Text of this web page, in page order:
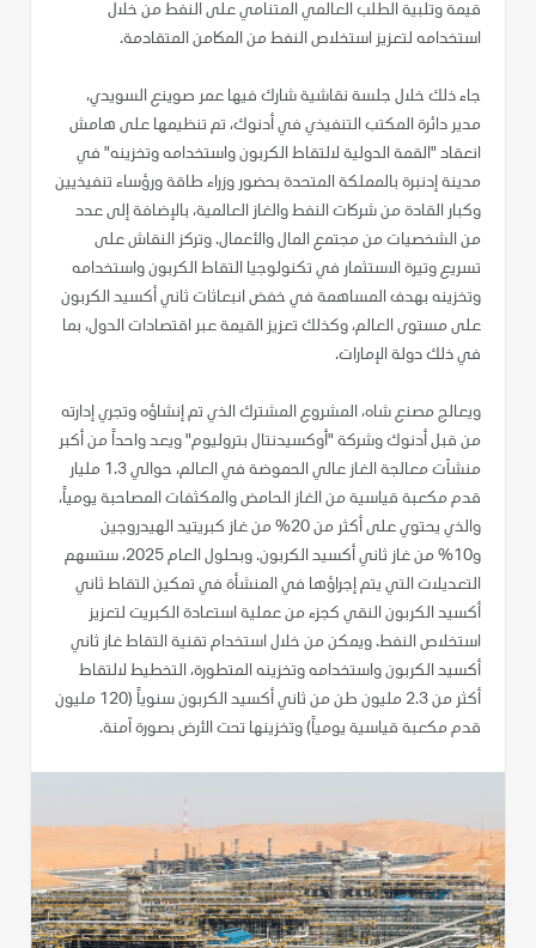
قيمة وتلبية الطلب العالمي المتنامي على النفط من خلال
استخدامه لتعزيز استخلاص النفط من المكامن المتقادمة.
جاء ذلك خلال جلسة نقاشية شارك فيها عمر صوينع السويدي،
مدير دائرة المكتب التنفيذي في أدنوك، تم تنظيمها على هامش
انعقاد "القمة الدولية لالتقاط الكربون واستخدامه وتخزينه" في
مدينة إدنبرة بالمملكة المتحدة بحضور وزراء طاقة ورؤساء تنفيذيين
وكبار القادة من شركات النفط والغاز العالمية، بالإضافة إلى عدد
من الشخصيات من مجتمع المال والأعمال. وتركز النقاش على
تسريع وتيرة الاستثمار في تكنولوجيا التقاط الكربون واستخدامه
وتخزينه بهدف المساهمة في خفض انبعاثات ثاني أكسيد الكربون
على مستوى العالم، وكذلك تعزيز القيمة عبر اقتصادات الدول، بما
في ذلك دولة الإمارات.
ويعالج مصنع شاه، المشروع المشترك الذي تم إنشاؤه وتجري إدارته
من قبل أدنوك وشركة "أوكسيدنتال بتروليوم" ويعد واحداً من أكبر
منشآت معالجة الغاز عالي الحموضة في العالم، حوالي 1.3 مليار
قدم مكعبة قياسية من الغاز الحامض والمكثفات المصاحبة يومياً،
والذي يحتوي على أكثر من 20% من غاز كبريتيد الهيدروجين
و10% من غاز ثاني أكسيد الكربون. وبحلول العام 2025، ستسهم
التعديلات التي يتم إجراؤها في المنشأة في تمكين التقاط ثاني
أكسيد الكربون النقي كجزء من عملية استعادة الكبريت لتعزيز
استخلاص النفط. ويمكن من خلال استخدام تقنية التقاط غاز ثاني
أكسيد الكربون واستخدامه وتخزينه المتطورة، التخطيط لالتقاط
أكثر من 2.3 مليون طن من ثاني أكسيد الكربون سنوياً (120 مليون
قدم مكعبة قياسية يومياً) وتخزينها تحت الأرض بصورة آمنة.